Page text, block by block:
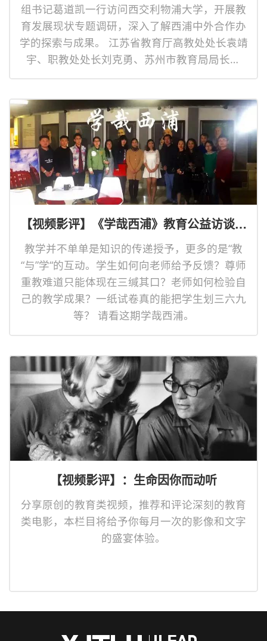
组书记葛道凯一行访问西交利物浦大学，开展教
育发展现状专题调研，深入了解西浦中外合作办
学的探索与成果。 江苏省教育厅高教处处长袁靖
宇、职教处处长刘克勇、苏州市教育局局长张
【视频影评】《学哉西浦》教育公益访谈录
教学并不单单是知识的传递授予，更多的是“教
“与”学“的互动。学生如何向老师给予反馈？尊师
重教难道只能体现在三缄其口？老师如何检验自
己的教学成果？一纸试卷真的能把学生划三六九
等？ 请看这期学哉西浦。
【视频影评】：生命因你而动听
分享原创的教育类视频，推荐和评论深刻的教育
类电影，本栏目将给予你每月一次的影像和文字
的盛宴体验。